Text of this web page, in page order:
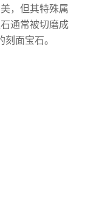
，但其特殊属
通常被切磨成
面宝石。